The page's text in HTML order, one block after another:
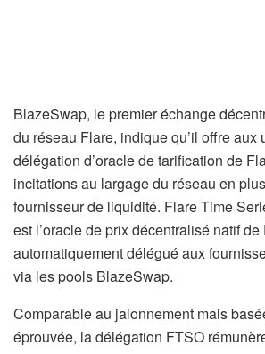
BlazeSwap, le premier échange
du réseau Flare, indique qu’il offre aux
délégation d’oracle de tarification de
incitations au largage du réseau en
fournisseur de liquidité. Flare Time
est l’oracle de prix décentralisé natif
automatiquement délégué aux
via les pools BlazeSwap.
Comparable au jalonnement mais
éprouvée, la délégation FTSO